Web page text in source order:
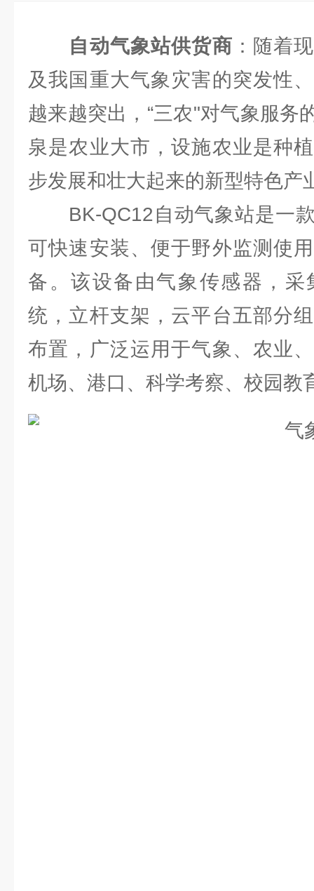
自动气象站供货商 ：随着
及我国重大气象灾害的突发性
越来越突出，“三农"对气象服务
泉是农业大市，设施农业是种
步发展和壮大起来的新型特色产
BK-QC12自动气象站是一款
可快速安装、便于野外监测使
备。该设备由气象传感器，
统，立杆支架，云平台五部分
布置，广泛运用于气象、农业
机场、港口、科学考察、校园教